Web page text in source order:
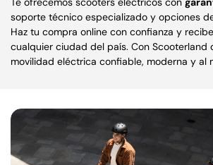
soporte técnico especializado y opciones
Haz tu compra online con confianza y
cualquier ciudad del país. Con Scooterland
movilidad eléctrica confiable, moderna y al